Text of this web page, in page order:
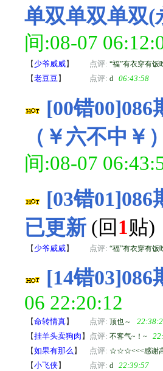
单双单双单双(
间:08-07
【 少爷威威】 点评: “福”有衣穿有饭
【老豆豆】 点评: d 06:43:58
[00错
（￥六不中￥
间:08-07
[03错
已更新 (回 1贴)
【 少爷威威】 点评: “福”有衣穿有饭
[14错
06 22:20:12
【命转情真】 点评: 顶也～
【挂羊头卖狗肉 】 点评: 不客气~！~
【如果有那么 】 点评: ☆☆☆<<<感谢
【小飞侠】 点评: d
22:39:57